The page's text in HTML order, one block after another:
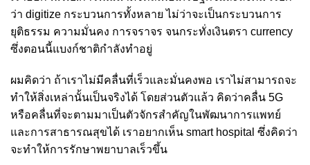
ว่า digitize กระบวนการทั้งหลาย ไม่ว่าจะเป็นกระบวนการ
ยุติธรรม ความมั่นคง การจราจร จนกระทั่งเงินตรา currency
ซึ่งตอนนี้แบงก์ชาติกำลังทำอยู่
ผมคิดว่า ถ้าเราไม่มีคลื่นที่เร็วและมั่นคงพอ เราไม่สามารถจะ
ทำให้สิ่งเหล่านั้นเป็นจริงได้ โดยส่วนตัวแล้ว คิดว่าคลื่น 5G
หรือคลื่นที่จะตามมาเป็นตัวจักรสำคัญในพัฒนาการแพทย์
และการสาธารณสุขได้ เราอยากเห็น smart hospital ซึ่งคิดว่า
จะทำให้การรักษาพยาบาลเร็วขึ้น